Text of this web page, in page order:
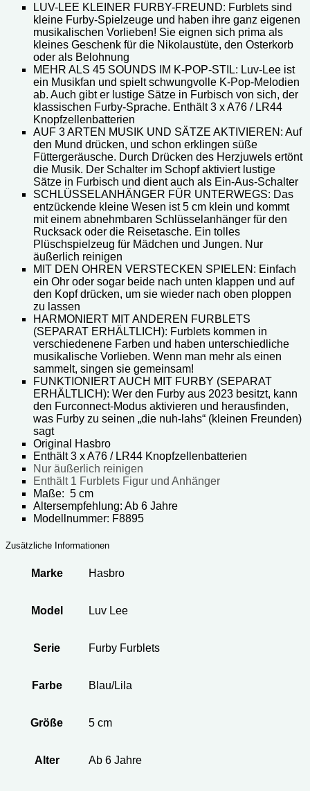
LUV-LEE KLEINER FURBY-FREUND: Furblets sind
kleine Furby-Spielzeuge und haben ihre ganz eigenen
musikalischen Vorlieben! Sie eignen sich prima als
kleines Geschenk für die Nikolaustüte, den Osterkorb
oder als Belohnung
MEHR ALS 45 SOUNDS IM K-POP-STIL: Luv-Lee ist
ein Musikfan und spielt schwungvolle K-Pop-Melodien
ab. Auch gibt er lustige Sätze in Furbisch von sich, der
klassischen Furby-Sprache. Enthält 3 x A76 / LR44
Knopfzellenbatterien
AUF 3 ARTEN MUSIK UND SÄTZE AKTIVIEREN: Auf
den Mund drücken, und schon erklingen süße
Füttergeräusche. Durch Drücken des Herzjuwels ertönt
die Musik. Der Schalter im Schopf aktiviert lustige
Sätze in Furbisch und dient auch als Ein-Aus-Schalter
SCHLÜSSELANHÄNGER FÜR UNTERWEGS: Das
entzückende kleine Wesen ist 5 cm klein und kommt
mit einem abnehmbaren Schlüsselanhänger für den
Rucksack oder die Reisetasche. Ein tolles
Plüschspielzeug für Mädchen und Jungen. Nur
äußerlich reinigen
MIT DEN OHREN VERSTECKEN SPIELEN: Einfach
ein Ohr oder sogar beide nach unten klappen und auf
den Kopf drücken, um sie wieder nach oben ploppen
zu lassen
HARMONIERT MIT ANDEREN FURBLETS
(SEPARAT ERHÄLTLICH): Furblets kommen in
verschiedenene Farben und haben unterschiedliche
musikalische Vorlieben. Wenn man mehr als einen
sammelt, singen sie gemeinsam!
FUNKTIONIERT AUCH MIT FURBY (SEPARAT
ERHÄLTLICH): Wer den Furby aus 2023 besitzt, kann
den Furconnect-Modus aktivieren und herausfinden,
was Furby zu seinen „die nuh-lahs“ (kleinen Freunden)
sagt
Original Hasbro
Enthält 3 x A76 / LR44 Knopfzellenbatterien
Nur äußerlich reinigen
Enthält 1 Furblets Figur und Anhänger
Maße: 5 cm
Altersempfehlung: Ab 6 Jahre
Modellnummer: ‎F8895
Zusätzliche Informationen
Marke Hasbro
Model Luv Lee
Serie Furby Furblets
Farbe Blau/Lila
Größe 5 cm
Alter Ab 6 Jahre